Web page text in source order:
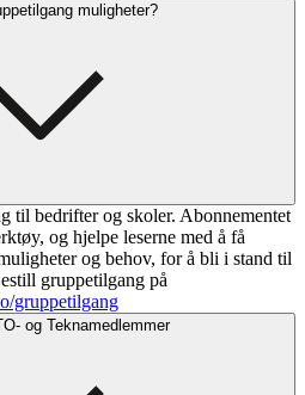
muligheter?
til bedrifter og skoler. Abonnementet
og hjelpe leserne med å få
og behov, for å bli i stand til
gruppetilgang på
gruppetilgang
og Teknamedlemmer